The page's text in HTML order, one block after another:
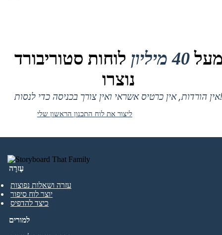
40 מיליון
לוחות סטוריבורד
נוצרו
אין הורדות, אין כרטיס אשראי ואין צורך בכניסה כדי לנסות!
ליצור את לוח התכנון הראשון שלי
עֶזרָה
עזרה ושאלות נפוצות
יוצר לוח סיפור
כיצד להדפיס
למורים